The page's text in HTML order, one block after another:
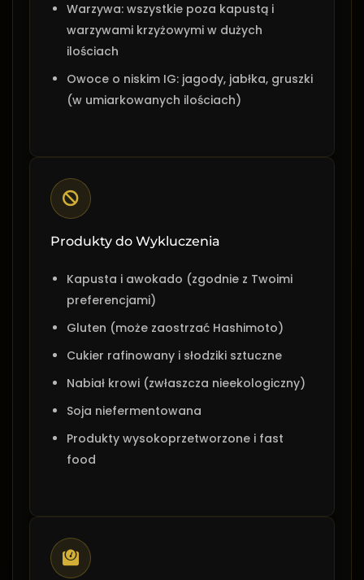
Warzywa: wszystkie poza kapustą i
warzywami krzyżowymi w dużych
ilościach
Owoce o niskim IG: jagody, jabłka, gruszki
(w umiarkowanych ilościach)
Produkty do Wykluczenia
Kapusta i awokado (zgodnie z Twoimi
preferencjami)
Gluten (może zaostrzać Hashimoto)
Cukier rafinowany i słodziki sztuczne
Nabiał krowi (zwłaszcza nieekologiczny)
Soja niefermentowana
Produkty wysokoprzetworzone i fast
food